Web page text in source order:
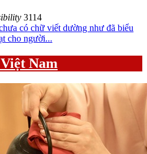
3114
có chữ viết dường như đã biểu
cho người...
Nam